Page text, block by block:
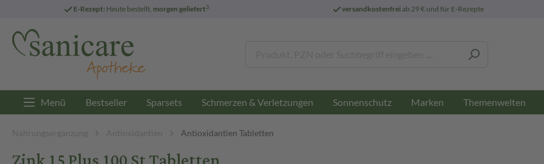
E-Rezept: Heute bestellt, morgen geliefert3 versandkostenfreiab 29 € und für E-Rezepte
Menü Bestseller Sparsets Schmerzen & Verletzungen Sonnenschutz Marken Themenwelten
Nahrungsergänzung Antioxidantien Antioxidantien Tabletten